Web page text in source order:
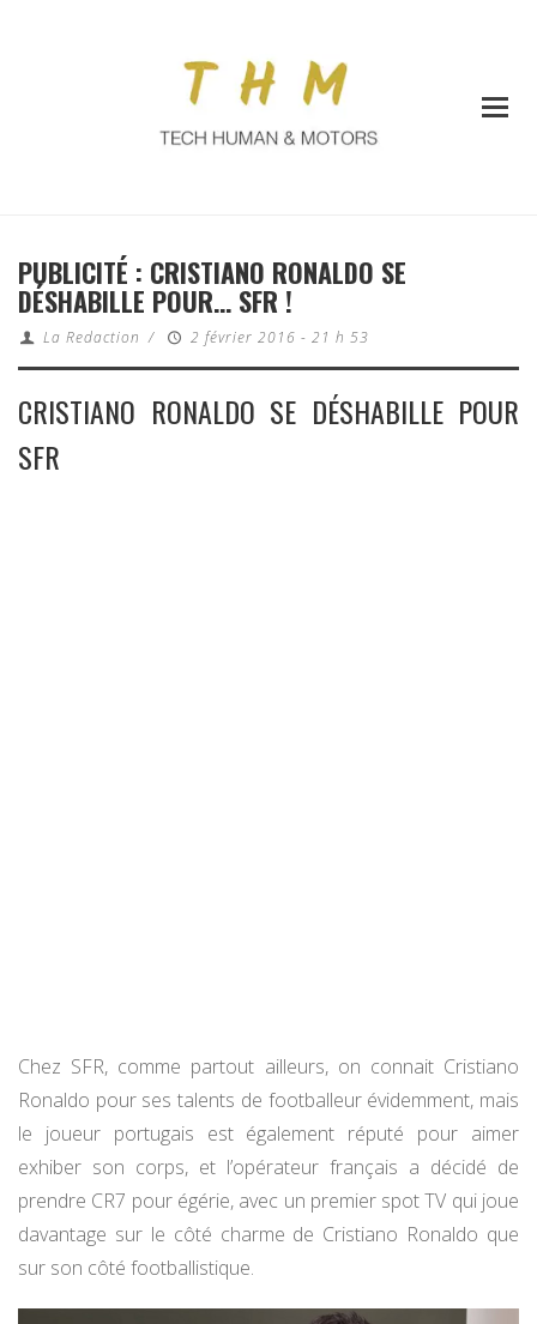
PUBLICITÉ : CRISTIANO RONALDO SE
DÉSHABILLE POUR… SFR !
La Redaction / 2 février 2016 - 21 h 53
CRISTIANO RONALDO SE DÉSHABILLE POUR
SFR
Chez SFR, comme partout ailleurs, on connait Cristiano
Ronaldo pour ses talents de footballeur évidemment, mais
le joueur portugais est également réputé pour aimer
exhiber son corps, et l’opérateur français a décidé de
prendre CR7 pour égérie, avec un premier spot TV qui joue
davantage sur le côté charme de Cristiano Ronaldo que
sur son côté footballistique.